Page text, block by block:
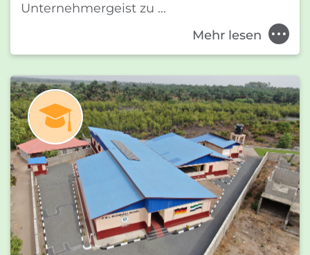
Unternehmergeist zu ...
Mehr lesen